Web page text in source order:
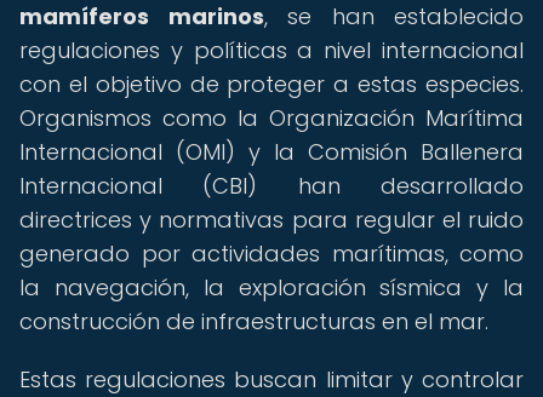
mamíferos marinos, se han establecido
regulaciones y políticas a nivel internacional
con el objetivo de proteger a estas especies.
Organismos como la Organización Marítima
Internacional (OMI) y la Comisión Ballenera
Internacional (CBI) han desarrollado
directrices y normativas para regular el ruido
generado por actividades marítimas, como
la navegación, la exploración sísmica y la
construcción de infraestructuras en el mar.
Estas regulaciones buscan limitar y controlar